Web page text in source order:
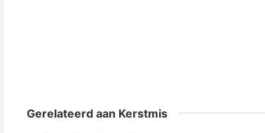
Gerelateerd aan Kerstmis